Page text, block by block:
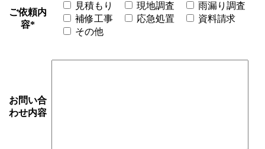
ご依頼内
容*
見積もり 現地調査
雨漏り調査
補修工事
応急処置
資料請求
その他
お問い合
わせ内容